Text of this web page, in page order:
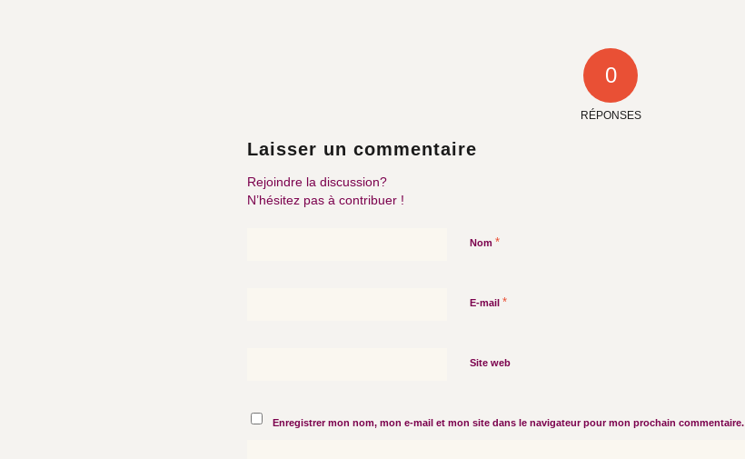
0
RÉPONSES
Laisser un commentaire
Rejoindre la discussion?
N’hésitez pas à contribuer !
Nom *
E-mail *
Site web
Enregistrer mon nom, mon e-mail et mon site dans le navigateur pour mon prochain commentaire.